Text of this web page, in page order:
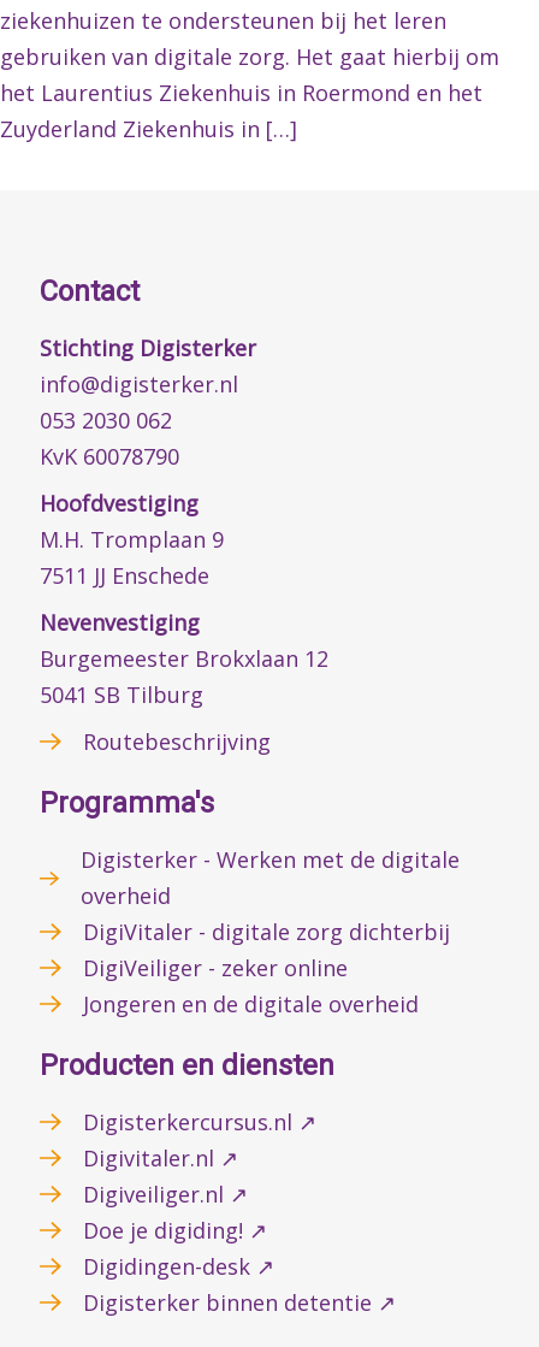
ziekenhuizen te ondersteunen bij het leren
gebruiken van digitale zorg. Het gaat hierbij om
het Laurentius Ziekenhuis in Roermond en het
Zuyderland Ziekenhuis in […]
Contact
Stichting Digisterker
info@digisterker.nl
053 2030 062
KvK 60078790
Hoofdvestiging
M.H. Tromplaan 9
7511 JJ Enschede
Nevenvestiging
Burgemeester Brokxlaan 12
5041 SB Tilburg
Routebeschrijving
Programma's
Digisterker - Werken met de digitale
overheid
DigiVitaler - digitale zorg dichterbij
DigiVeiliger - zeker online
Jongeren en de digitale overheid
Producten en diensten
Digisterkercursus.nl ↗
Digivitaler.nl ↗
Digiveiliger.nl ↗
Doe je digiding! ↗
Digidingen-desk ↗
Digisterker binnen detentie ↗